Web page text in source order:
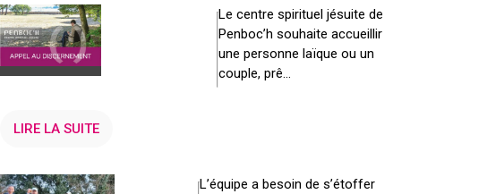
Vers un
service
bénévole
résident à
Le centre spirituel jésuite de
Penboc’h souhaite accueillir
une personne laïque ou un
couple, prê...
LIRE LA SUITE
L’équipe a besoin de s’étoffer